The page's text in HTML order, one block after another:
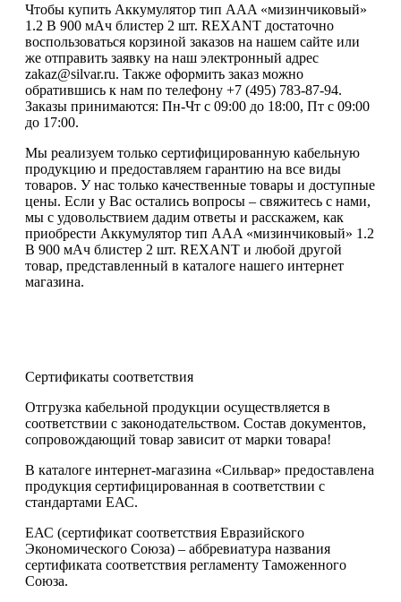
Чтобы купить Аккумулятор тип AAA «мизинчиковый»
1.2 В 900 мАч блистер 2 шт. REXANT достаточно
воспользоваться корзиной заказов на нашем сайте или
же отправить заявку на наш электронный адрес
zakaz@silvar.ru. Также оформить заказ можно
обратившись к нам по телефону +7 (495) 783-87-94.
Заказы принимаются: Пн-Чт с 09:00 до 18:00, Пт с 09:00
до 17:00.
Мы реализуем только сертифицированную кабельную
продукцию и предоставляем гарантию на все виды
товаров. У нас только качественные товары и доступные
цены. Если у Вас остались вопросы – свяжитесь с нами,
мы с удовольствием дадим ответы и расскажем, как
приобрести Аккумулятор тип AAA «мизинчиковый» 1.2
В 900 мАч блистер 2 шт. REXANT и любой другой
товар, представленный в каталоге нашего интернет
магазина.
Сертификаты соответствия
Отгрузка кабельной продукции осуществляется в
соответствии с законодательством. Состав документов,
сопровождающий товар зависит от марки товара!
В каталоге интернет-магазина «Сильвар» предоставлена
продукция сертифицированная в соответствии с
стандартами ЕАС.
ЕАС (сертификат соответствия Евразийского
Экономического Союза) – аббревиатура названия
сертификата соответствия регламенту Таможенного
Союза.